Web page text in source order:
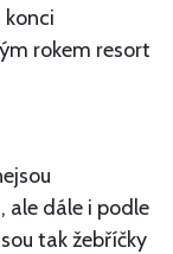
konci
rokem resort
ale dále i podle
tak žebříčky